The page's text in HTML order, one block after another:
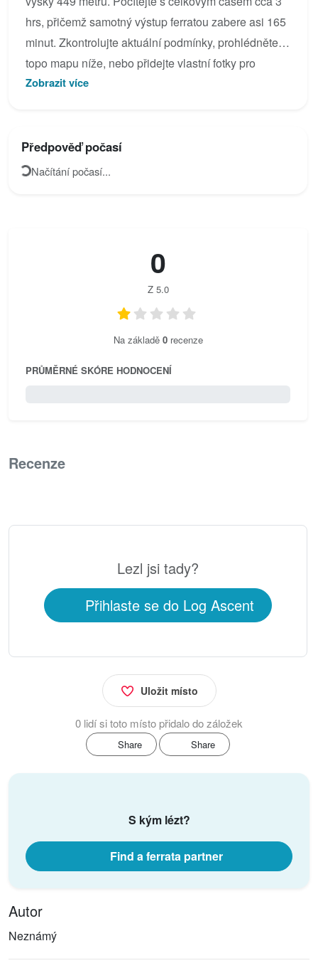
hrs, přičemž samotný výstup ferratou zabere asi 165
minut. Zkontrolujte aktuální podmínky, prohlédněte si
topo mapu níže, nebo přidejte vlastní fotky pro
Ferrata di Giorre.
Zobrazit více
Předpověď počasí
Načítání počasí...
0
Z 5.0
Na základě 0recenze
PRŮMĚRNÉ SKÓRE HODNOCENÍ
Recenze
Lezl jsi tady?
Přihlaste se do Log Ascent
Uložit místo
0 lidí si toto místo přidalo do záložek
Share Share
S kým lézt?
Find a ferrata partner
Autor
Neznámý